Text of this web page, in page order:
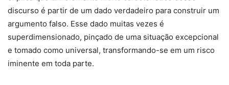
discurso é partir de um dado verdadeiro para construir um
argumento falso. Esse dado muitas vezes é
superdimensionado, pinçado de uma situação excepcional
e tomado como universal, transformando-se em um risco
iminente em toda parte.